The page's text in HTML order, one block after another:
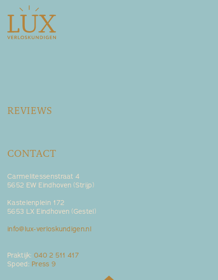
REVIEWS
CONTACT
Carmelitessenstraat 4
5652 EW Eindhoven (Strijp)
Kastelenplein 172
5653 LX Eindhoven (Gestel)
info@lux-verloskundigen.nl
Praktijk: 040 2 511 417
Spoed: Press 9